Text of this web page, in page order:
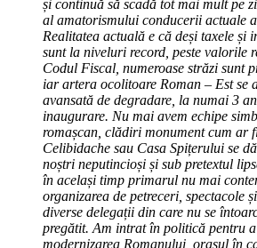
și continuă să scadă tot mai mult pe
al amatorismului conducerii actuale
Realitatea actuală e că deși taxele și
sunt la niveluri record, peste valorile
Codul Fiscal, numeroase străzi sunt
iar artera ocolitoare Roman – Est se
avansată de degradare, la numai 3
inaugurare. Nu mai avem echipe
romașcan, clădiri monument cum ar
Celibidache sau Casa Spițerului se
noștri neputincioși și sub pretextul
în același timp primarul nu mai
organizarea de petreceri, spectacole
diverse delegații din care nu se
pregătit. Am intrat în politică pentru
modernizarea Romanului, orașul în